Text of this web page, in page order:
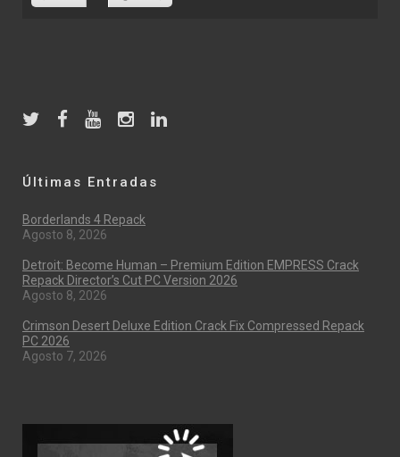
Últimas Entradas
Borderlands 4 Repack
Agosto 8, 2026
Detroit: Become Human – Premium Edition EMPRESS Crack
Repack Director’s Cut PC Version 2026
Agosto 8, 2026
Crimson Desert Deluxe Edition Crack Fix Compressed Repack
PC 2026
Agosto 7, 2026